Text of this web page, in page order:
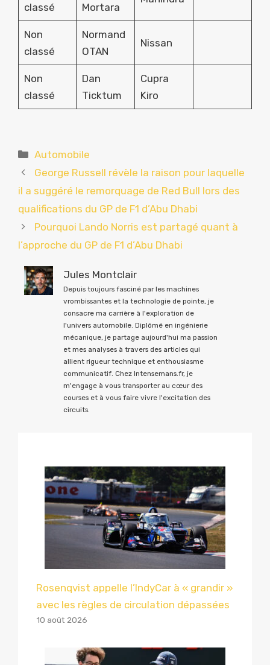
classé Mortara
Non
classé
Normand
OTAN
Nissan
Non
classé
Dan
Ticktum
Cupra
Kiro
Catégories
Automobile
George Russell révèle la raison pour laquelle
il a suggéré le remorquage de Red Bull lors des
qualifications du GP de F1 d’Abu Dhabi
Pourquoi Lando Norris est partagé quant à
l’approche du GP de F1 d’Abu Dhabi
Jules Montclair
Depuis toujours fasciné par les machines
vrombissantes et la technologie de pointe, je
consacre ma carrière à l'exploration de
l'univers automobile. Diplômé en ingénierie
mécanique, je partage aujourd'hui ma passion
et mes analyses à travers des articles qui
allient rigueur technique et enthousiasme
communicatif. Chez Intensemans.fr, je
m'engage à vous transporter au cœur des
courses et à vous faire vivre l'excitation des
circuits.
Rosenqvist appelle l’IndyCar à « grandir »
avec les règles de circulation dépassées
10 août 2026